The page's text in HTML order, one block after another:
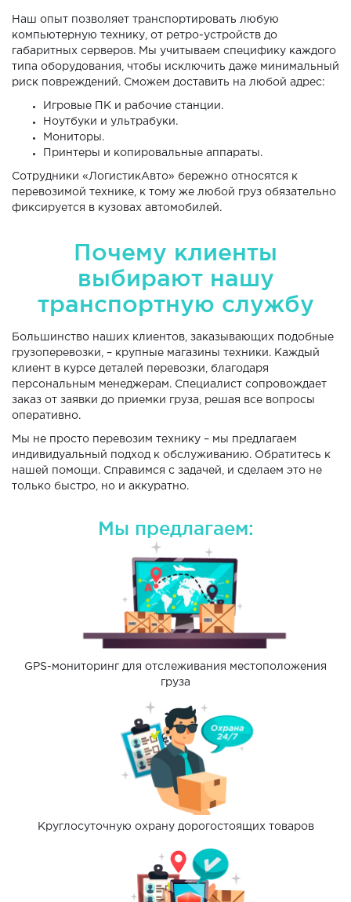
Наш опыт позволяет транспортировать любую
компьютерную технику, от ретро-устройств до
габаритных серверов. Мы учитываем специфику каждого
типа оборудования, чтобы исключить даже минимальный
риск повреждений. Сможем доставить на любой адрес:
Игровые ПК и рабочие станции.
Ноутбуки и ультрабуки.
Мониторы.
Принтеры и копировальные аппараты.
Сотрудники «ЛогистикАвто» бережно относятся к
перевозимой технике, к тому же любой груз обязательно
фиксируется в кузовах автомобилей.
Почему клиенты
выбирают нашу
транспортную службу
Большинство наших клиентов, заказывающих подобные
грузоперевозки, – крупные магазины техники. Каждый
клиент в курсе деталей перевозки, благодаря
персональным менеджерам. Специалист сопровождает
заказ от заявки до приемки груза, решая все вопросы
оперативно.
Мы не просто перевозим технику – мы предлагаем
индивидуальный подход к обслуживанию. Обратитесь к
нашей помощи. Справимся с задачей, и сделаем это не
только быстро, но и аккуратно.
Мы предлагаем:
GPS-мониторинг для отслеживания местоположения
груза
Круглосуточную охрану дорогостоящих товаров